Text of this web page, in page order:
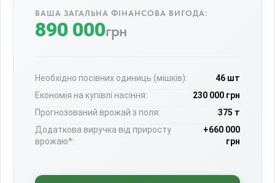
ВАША ЗАГАЛЬНА ФІНАНСОВА ВИГОДА:
890 000грн
Необхідно посівних одиниць (мішків):
46 шт
Економія на купівлі насіння:
230 000 грн
Прогнозований врожай з поля:
375 т
Додаткова виручка від приросту
врожаю*:
+660 000
грн